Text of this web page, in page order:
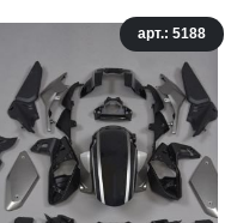
арт.: 5188